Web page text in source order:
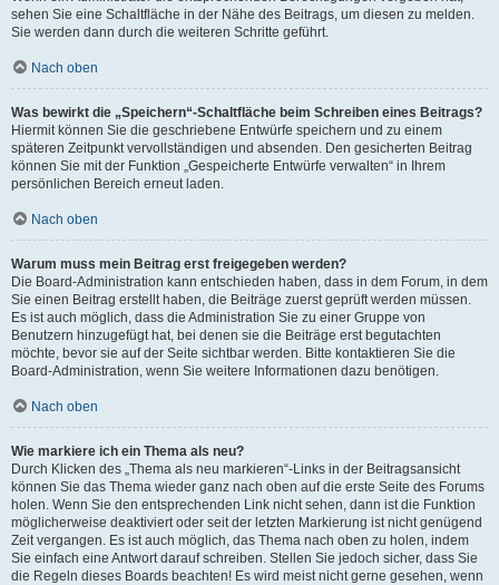
sehen Sie eine Schaltfläche in der Nähe des Beitrags, um diesen zu melden.
Sie werden dann durch die weiteren Schritte geführt.
Nach oben
Was bewirkt die „Speichern“-Schaltfläche beim Schreiben eines Beitrags?
Hiermit können Sie die geschriebene Entwürfe speichern und zu einem
späteren Zeitpunkt vervollständigen und absenden. Den gesicherten Beitrag
können Sie mit der Funktion „Gespeicherte Entwürfe verwalten“ in Ihrem
persönlichen Bereich erneut laden.
Nach oben
Warum muss mein Beitrag erst freigegeben werden?
Die Board-Administration kann entschieden haben, dass in dem Forum, in dem
Sie einen Beitrag erstellt haben, die Beiträge zuerst geprüft werden müssen.
Es ist auch möglich, dass die Administration Sie zu einer Gruppe von
Benutzern hinzugefügt hat, bei denen sie die Beiträge erst begutachten
möchte, bevor sie auf der Seite sichtbar werden. Bitte kontaktieren Sie die
Board-Administration, wenn Sie weitere Informationen dazu benötigen.
Nach oben
Wie markiere ich ein Thema als neu?
Durch Klicken des „Thema als neu markieren“-Links in der Beitragsansicht
können Sie das Thema wieder ganz nach oben auf die erste Seite des Forums
holen. Wenn Sie den entsprechenden Link nicht sehen, dann ist die Funktion
möglicherweise deaktiviert oder seit der letzten Markierung ist nicht genügend
Zeit vergangen. Es ist auch möglich, das Thema nach oben zu holen, indem
Sie einfach eine Antwort darauf schreiben. Stellen Sie jedoch sicher, dass Sie
die Regeln dieses Boards beachten! Es wird meist nicht gerne gesehen, wenn